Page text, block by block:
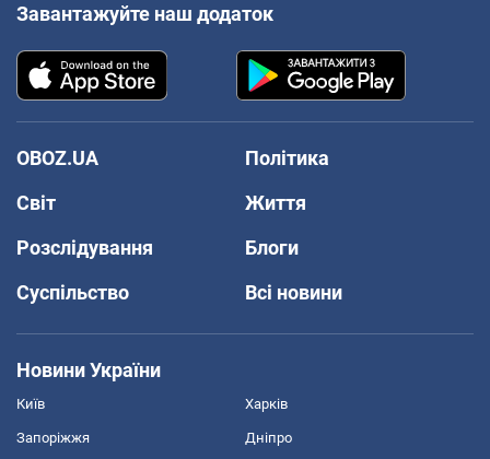
Завантажуйте наш додаток
OBOZ.UA
Політика
Світ
Життя
Розслідування
Блоги
Суспільство
Всі новини
Новини України
Київ Харків
Запоріжжя Дніпро